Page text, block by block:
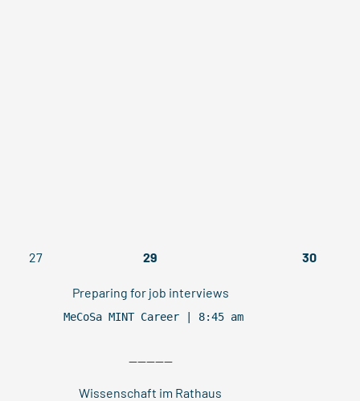
27 29 30
Preparing for job interviews
MeCoSa MINT Career | 8:45 am
----------
Wissenschaft im Rathaus